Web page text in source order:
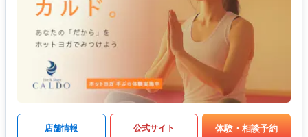
店舗情報 公式サイト 体験・相談予約